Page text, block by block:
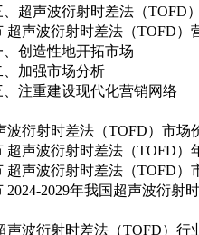
波衍射时差法（TOFD）
声波衍射时差法（TOFD）
性地开拓市场
市场分析
建设现代化营销网络
波衍射时差法（TOFD）市场
声波衍射时差法（TOFD）
声波衍射时差法（TOFD）
2029年我国超声波衍射时
声波衍射时差法（TOFD）行